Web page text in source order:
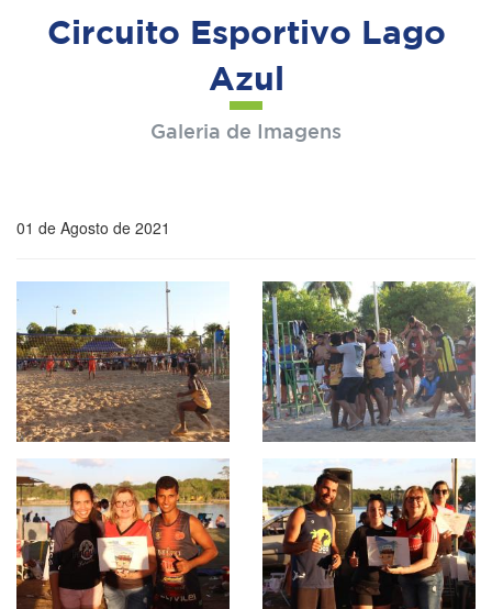
Circuito Esportivo Lago
Azul
Galeria de Imagens
01 de Agosto de 2021